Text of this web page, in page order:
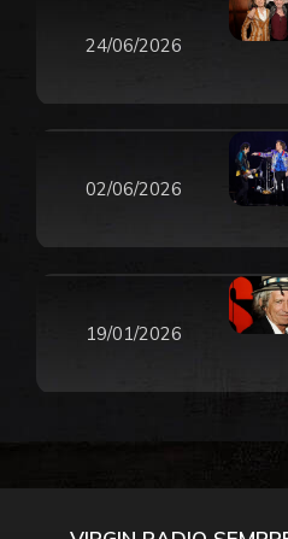
24/06/2026
02/06/2026
19/01/2026